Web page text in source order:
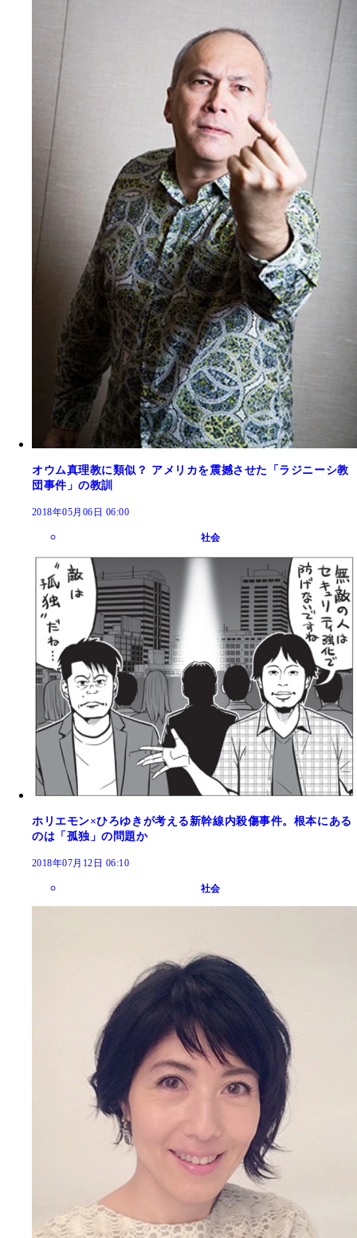
オウム真理教に類似？ アメリカを震撼させた「ラジニーシ教
団事件」の教訓
2018年05月06日 06:00
社会
ホリエモン×ひろゆきが考える新幹線内殺傷事件。根本にある
のは「孤独」の問題か
2018年07月12日 06:10
社会